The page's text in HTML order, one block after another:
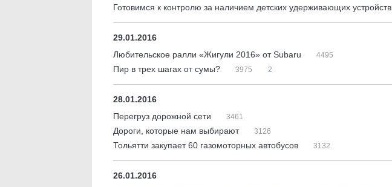
Готовимся к контролю за наличием детских удерживающих устройств.
29.01.2016
Любительское ралли «Жигули 2016» от Subaru
4495
Пир в трех шагах от сумы? 3975 2
28.01.2016
Перегруз дорожной сети
3461
Дороги, которые нам выбирают 3126
Тольятти закупает 60 газомоторных автобусов 3132
26.01.2016